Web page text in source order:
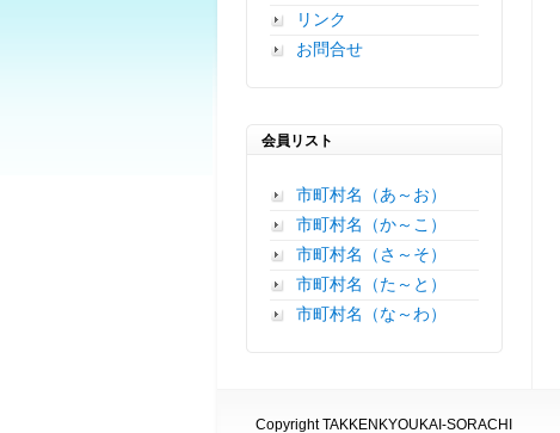
リンク
お問合せ
会員リスト
市町村名（あ～お）
市町村名（か～こ）
市町村名（さ～そ）
市町村名（た～と）
市町村名（な～わ）
Copyright TAKKENKYOUKAI-SORACHI